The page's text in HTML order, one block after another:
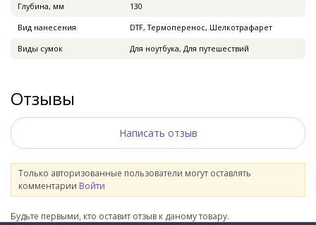
Глубина, мм
130
Вид нанесения
DTF, Термоперенос, Шелкотрафарет
Виды сумок
Для ноутбука, Для путешествий
Отзывы
Написать отзыв
Только авторизованные пользователи могут оставлять
комментарии Войти
Будьте первыми, кто оставит отзыв к даному товару.